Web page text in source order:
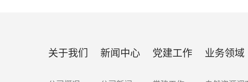
关于我们 新闻中心 党建工作 业务领域